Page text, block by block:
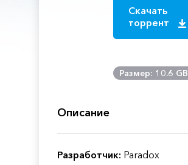
Скачать
торрент
Размер: 10.6 GB
Описание
Разработчик: Paradox